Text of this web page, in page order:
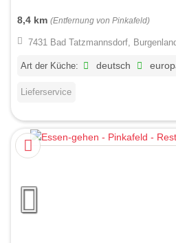
8,4 km (Entfernung von Pinkafeld)
7431 Bad Tatzmannsdorf,
Art der Küche: deutsch
Lieferservice